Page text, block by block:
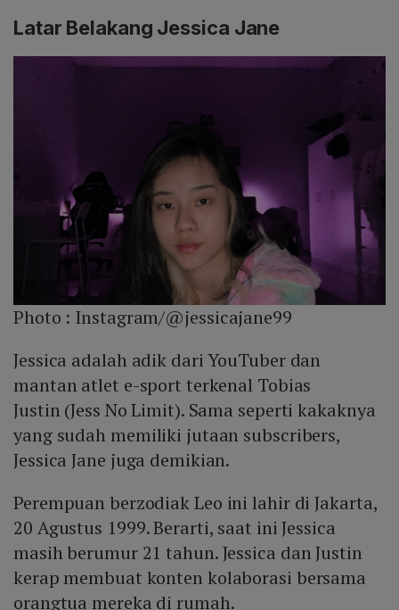
Latar Belakang Jessica Jane
Photo : Instagram/@jessicajane99
Jessica adalah adik dari YouTuber dan
mantan atlet e-sport terkenal Tobias
Justin (Jess No Limit). Sama seperti kakaknya
yang sudah memiliki jutaan subscribers,
Jessica Jane juga demikian.
Perempuan berzodiak Leo ini lahir di Jakarta,
20 Agustus 1999. Berarti, saat ini Jessica
masih berumur 21 tahun. Jessica dan Justin
kerap membuat konten kolaborasi bersama
orangtua mereka di rumah.